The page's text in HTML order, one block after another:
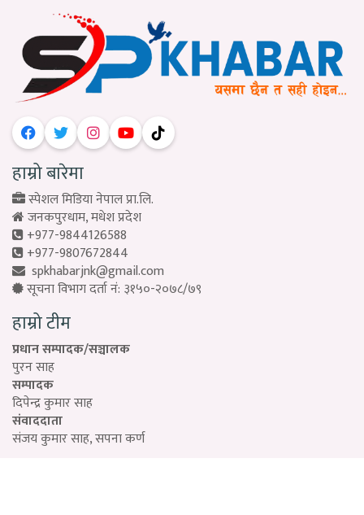
हाम्रो बारेमा
स्पेशल मिडिया नेपाल प्रा.लि.
जनकपुरधाम, मधेश प्रदेश
+977-9844126588
+977-9807672844
spkhabarjnk@gmail.com
सूचना विभाग दर्ता नं: ३१५०-२०७८/७९
हाम्रो टीम
प्रधान सम्पादक/सञ्चालक
पुरन साह
सम्पादक
दिपेन्द्र कुमार साह
संवाददाता
संजय कुमार साह, सपना कर्ण